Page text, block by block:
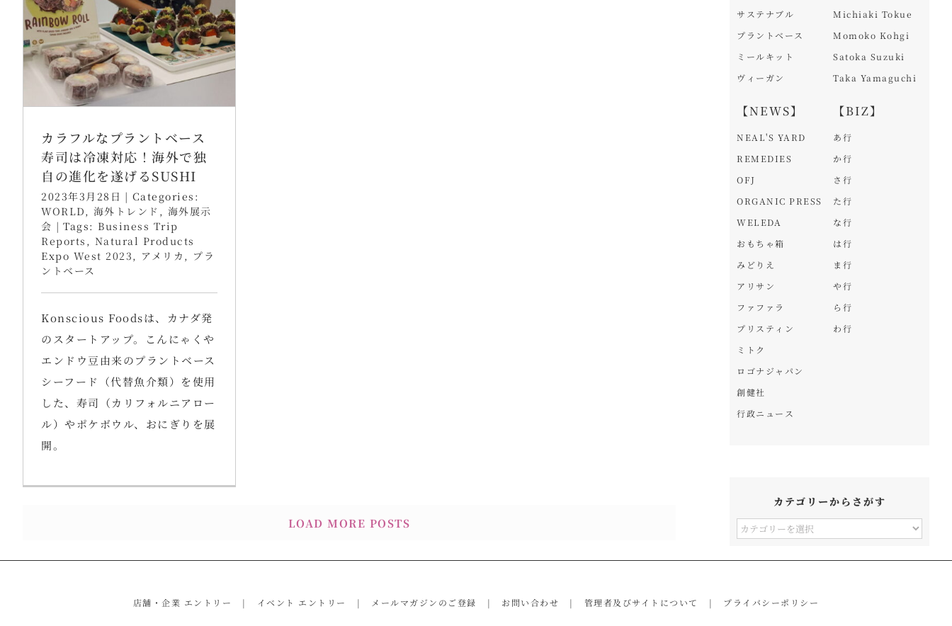
カラフルなプラントベース
寿司は冷凍対応！海外で独
自の進化を遂げるSUSHI
2023年3月28日 | Categories:
WORLD , 海外トレンド , 海外展示
会 | Tags: Business Trip
Reports , Natural Products
Expo West 2023 , アメリカ , プラ
ントベース
Konscious Foodsは、カナダ発
のスタートアップ。こんにゃくや
エンドウ豆由来のプラントベース
シーフード（代替魚介類）を使用
した、寿司（カリフォルニアロー
ル）やポケボウル、おにぎりを展
開。
LOAD MORE POSTS
サステナブル
プラントベース
ミールキット
ヴィーガン
【NEWS】
NEAL'S YARD
REMEDIES
OFJ
ORGANIC PRESS
WELEDA
おもちゃ箱
みどりえ
アリサン
ファファラ
プリスティン
ミトク
ロゴナジャパン
創健社
行政ニュース
Michiaki Tokue
Momoko Kohgi
Satoka Suzuki
Taka Yamaguchi
【BIZ】
あ行
か行
さ行
た行
な行
は行
ま行
や行
ら行
わ行
カテゴリーからさがす
カ
ー
店舗・企業 エントリー イベント エントリー メールマガジンのご登録 お問い合わせ 管理者及びサイトについて プライバシーポリシー